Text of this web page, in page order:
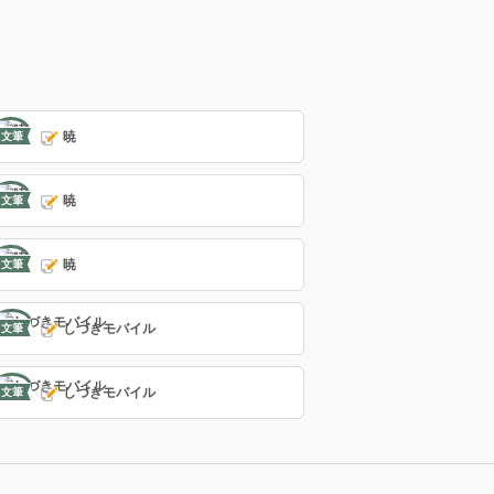
文筆 暁
文筆 暁
文筆 暁
文筆 しづきモバイル
文筆 しづきモバイル